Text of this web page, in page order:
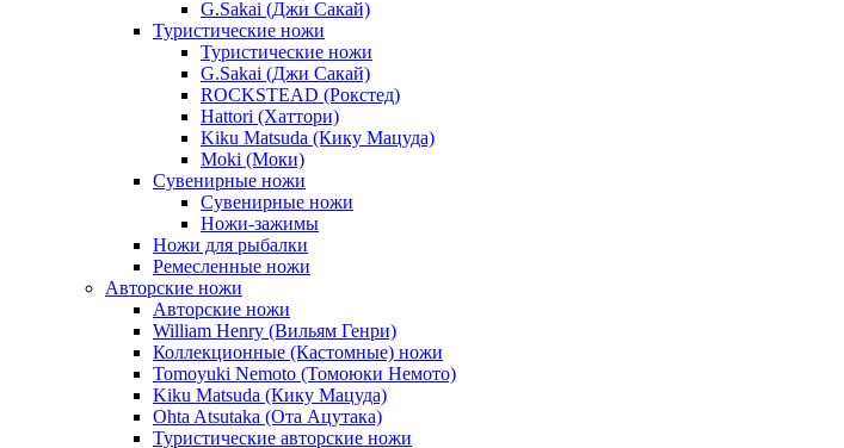
G.Sakai (Джи Сакай)
Туристические ножи
Туристические ножи
G.Sakai (Джи Сакай)
ROCKSTEAD (Рокстед)
Hattori (Хаттори)
Kiku Matsuda (Кику Мацуда)
Moki (Моки)
Сувенирные ножи
Сувенирные ножи
Ножи-зажимы
Ножи для рыбалки
Ремесленные ножи
Авторские ножи
Авторские ножи
William Henry (Вильям Генри)
Коллекционные (Кастомные) ножи
Tomoyuki Nemoto (Томоюки Немото)
Kiku Matsuda (Кику Мацуда)
Ohta Atsutaka (Ота Ацутака)
Туристические авторские ножи